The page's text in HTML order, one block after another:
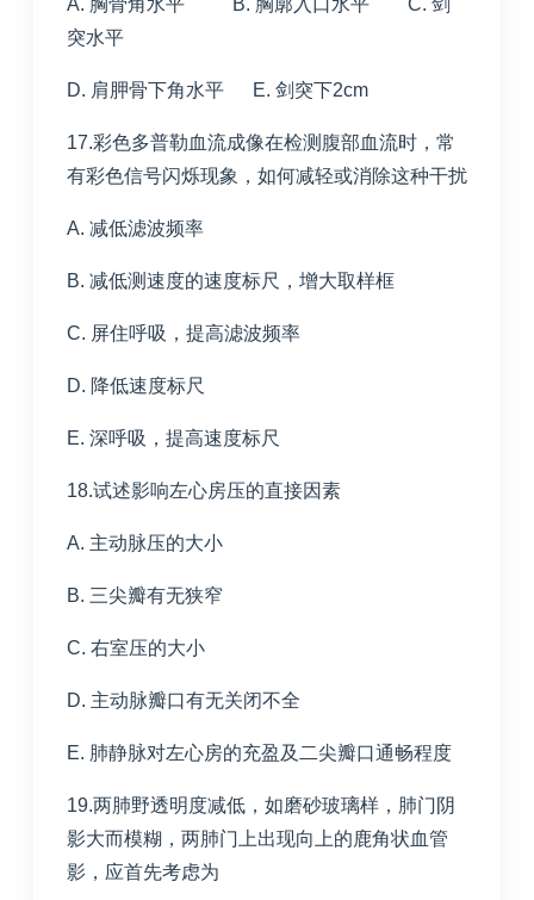
突水平
D. 肩胛骨下角水平 E. 剑突下2cm
17.彩色多普勒血流成像在检测腹部血流时，常
有彩色信号闪烁现象，如何减轻或消除这种干扰
A. 减低滤波频率
B. 减低测速度的速度标尺，增大取样框
C. 屏住呼吸，提高滤波频率
D. 降低速度标尺
E. 深呼吸，提高速度标尺
18.试述影响左心房压的直接因素
A. 主动脉压的大小
B. 三尖瓣有无狭窄
C. 右室压的大小
D. 主动脉瓣口有无关闭不全
E. 肺静脉对左心房的充盈及二尖瓣口通畅程度
19.两肺野透明度减低，如磨砂玻璃样，肺门阴
影大而模糊，两肺门上出现向上的鹿角状血管
影，应首先考虑为